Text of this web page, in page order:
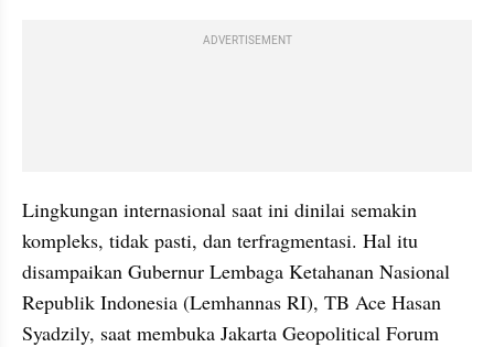
ADVERTISEMENT
Lingkungan internasional saat ini dinilai semakin
kompleks, tidak pasti, dan terfragmentasi. Hal itu
disampaikan Gubernur Lembaga Ketahanan Nasional
Republik Indonesia (Lemhannas RI), TB Ace Hasan
Syadzily, saat membuka Jakarta Geopolitical Forum